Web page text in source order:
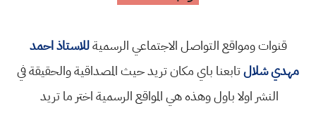
قنوات ومواقع التواصل الاجتماعي الرسميةللاستاذ احمد
مهدي شلالتابعنا باي مكان تريد حيث المصداقية والحقيقة في
النشر اولا باول وهذه هي المواقع الرسمية اختر ما تريد